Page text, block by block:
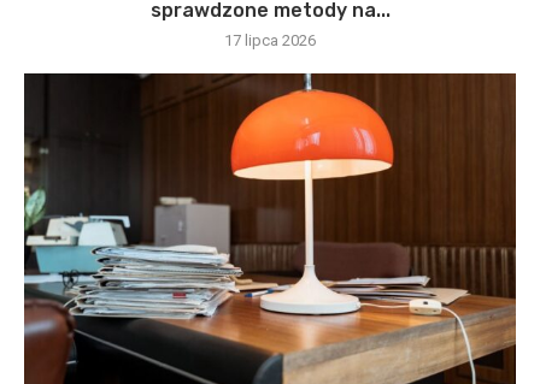
sprawdzone metody na...
17 lipca 2026